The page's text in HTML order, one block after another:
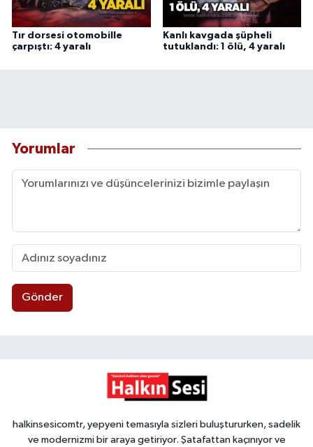
Tır dorsesi otomobille
çarpıştı: 4 yaralı
Kanlı kavgada şüpheli
tutuklandı: 1 ölü, 4 yaralı
Yorumlar
Gönder
halkinsesicomtr, yepyeni temasıyla sizleri buluştururken, sadelik
ve modernizmi bir araya getiriyor. Şatafattan kaçınıyor ve